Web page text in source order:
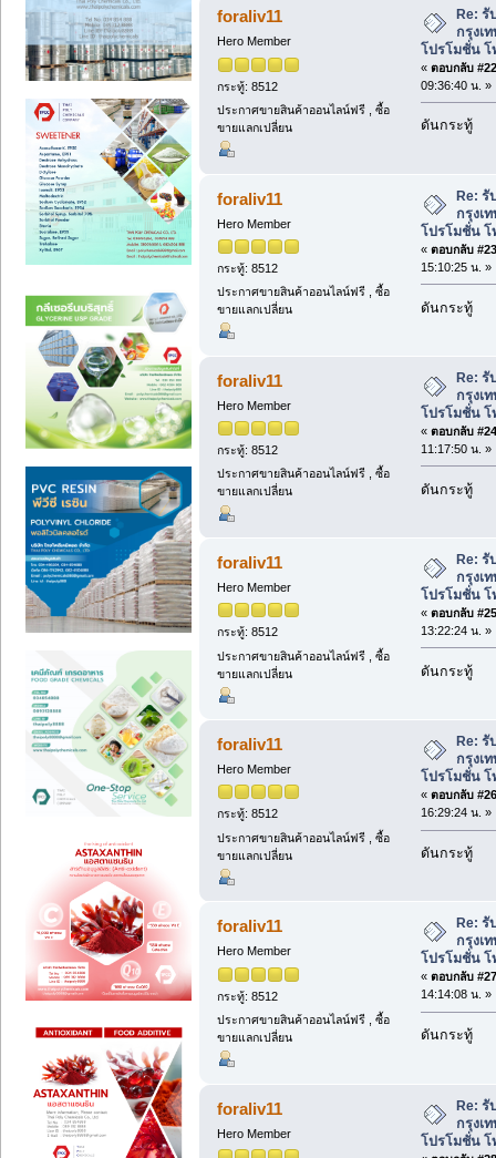
foraliv11
Hero Member
กระทู้: 8512
ประกาศขายสินค้าออนไลน์ฟรี , ซื้อ
ขายแลกเปลี่ยน
Re: รั
กรุงเ
โปรโมชั่น โ
« ตอบกลับ
09:36:40 น. »
ดันกระทู้
foraliv11
Hero Member
กระทู้: 8512
ประกาศขายสินค้าออนไลน์ฟรี , ซื้อ
ขายแลกเปลี่ยน
Re: รั
กรุงเ
โปรโมชั่น โ
« ตอบกลับ
15:10:25 น. »
ดันกระทู้
foraliv11
Hero Member
กระทู้: 8512
ประกาศขายสินค้าออนไลน์ฟรี , ซื้อ
ขายแลกเปลี่ยน
Re: รั
กรุงเ
โปรโมชั่น โ
« ตอบกลับ
11:17:50 น. »
ดันกระทู้
foraliv11
Hero Member
กระทู้: 8512
ประกาศขายสินค้าออนไลน์ฟรี , ซื้อ
ขายแลกเปลี่ยน
Re: รั
กรุงเ
โปรโมชั่น โ
« ตอบกลับ
13:22:24 น. »
ดันกระทู้
foraliv11
Hero Member
กระทู้: 8512
ประกาศขายสินค้าออนไลน์ฟรี , ซื้อ
ขายแลกเปลี่ยน
Re: รั
กรุงเ
โปรโมชั่น โ
« ตอบกลับ
16:29:24 น. »
ดันกระทู้
foraliv11
Hero Member
กระทู้: 8512
ประกาศขายสินค้าออนไลน์ฟรี , ซื้อ
ขายแลกเปลี่ยน
Re: รั
กรุงเ
โปรโมชั่น โ
« ตอบกลับ
14:14:08 น. »
ดันกระทู้
foraliv11
Hero Member
Re: รั
กรุงเ
โปรโมชั่น โ